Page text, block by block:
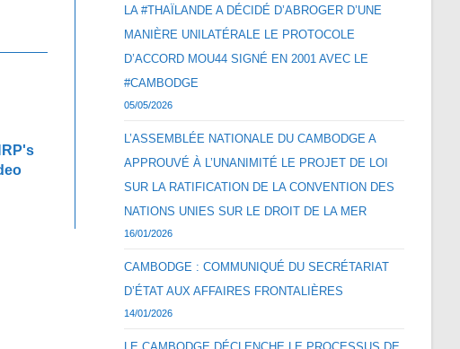
LA #THAÏLANDE A DÉCIDÉ D’ABROGER D’UNE
MANIÈRE UNILATÉRALE LE PROTOCOLE
D’ACCORD MOU44 SIGNÉ EN 2001 AVEC LE
#CAMBODGE
05/05/2026
L’ASSEMBLÉE NATIONALE DU CAMBODGE A
APPROUVÉ À L’UNANIMITÉ LE PROJET DE LOI
SUR LA RATIFICATION DE LA CONVENTION DES
NATIONS UNIES SUR LE DROIT DE LA MER
16/01/2026
CAMBODGE : COMMUNIQUÉ DU SECRÉTARIAT
D’ÉTAT AUX AFFAIRES FRONTALIÈRES
14/01/2026